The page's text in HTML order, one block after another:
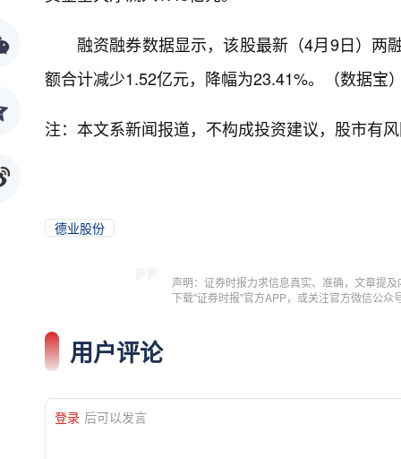
融资融券数据显示，该股最新（4月9日）两
额合计减少1.52亿元，降幅为23.41%。（数据宝
注：本文系新闻报道，不构成投资建议，股市有
德业股份
声明：证券时报力求信息真实、准确，文章提
下载"证券时报"官方APP，或关注官方微信公
用户评论
登录 后可以发言